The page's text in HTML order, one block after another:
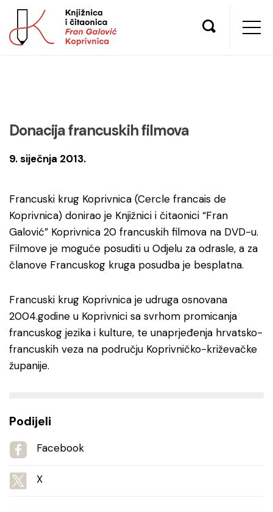
Donacija francuskih filmova
9. siječnja 2013.
Francuski krug Koprivnica (Cercle francais de
Koprivnica) donirao je Knjižnici i čitaonici “Fran
Galović” Koprivnica 20 francuskih filmova na DVD-u.
Filmove je moguće posuditi u Odjelu za odrasle, a za
članove Francuskog kruga posudba je besplatna.
Francuski krug Koprivnica je udruga osnovana
2004.godine u Koprivnici sa svrhom promicanja
francuskog jezika i kulture, te unaprjeđenja hrvatsko-
francuskih veza na području Koprivničko-križevačke
županije.
Podijeli
Facebook
X